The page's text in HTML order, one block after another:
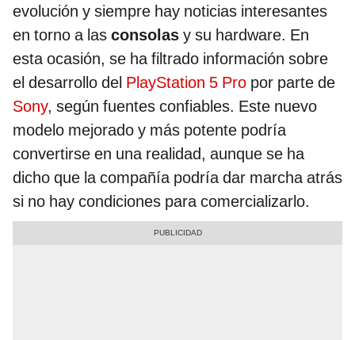
evolución y siempre hay noticias interesantes
en torno a las consolas y su hardware. En
esta ocasión, se ha filtrado información sobre
el desarrollo del PlayStation 5 Pro por parte de
Sony, según fuentes confiables. Este nuevo
modelo mejorado y más potente podría
convertirse en una realidad, aunque se ha
dicho que la compañía podría dar marcha atrás
si no hay condiciones para comercializarlo.